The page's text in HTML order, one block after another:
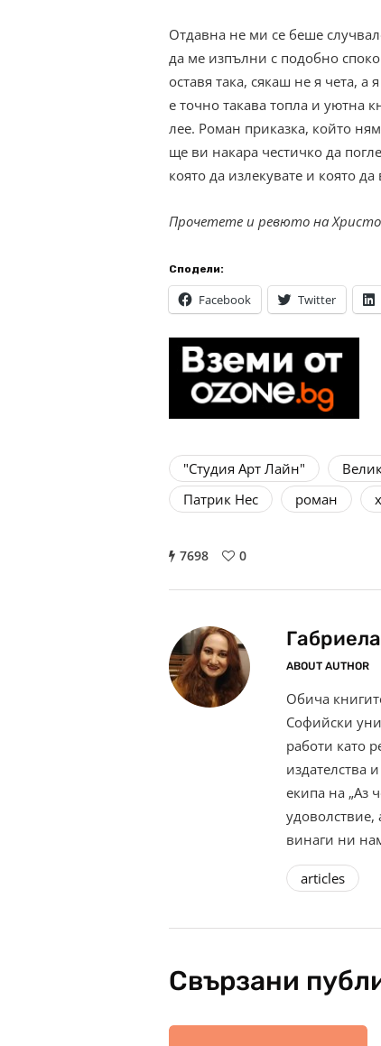
Отдавна не ми се беше
да ме изпълни с подобно
оставя така, сякаш не я чета, а
е точно такава топла и уютна
лее. Роман приказка, който
ще ви накара честичко да
която да излекувате и която
Прочетете и ревюто на
Сподели:
Facebook Twitter
"Студия Арт Лайн"
Патрик Нес
роман
7698 0
ABOUT AUTHOR
Обича
Софийски
работи като
издателства
екипа на „Аз
удоволствие,
винаги ни
articles
Свързани